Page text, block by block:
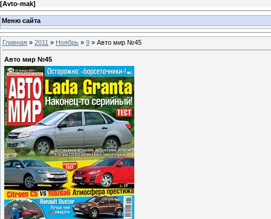
[Avto-mak]
Меню сайта
Главная » 2011 » Ноябрь » 9 » Авто мир №45
Авто мир №45